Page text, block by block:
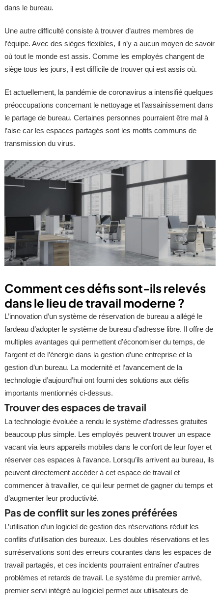
dans le bureau.
Une autre difficulté consiste à trouver d’autres membres de
l’équipe. Avec des sièges flexibles, il n’y a aucun moyen de savoir
où tout le monde est assis. Comme les employés changent de
siège tous les jours, il est difficile de trouver qui est assis où.
Et actuellement, la pandémie de coronavirus a intensifié quelques
préoccupations concernant le nettoyage et l’assainissement dans
le partage de bureau. Certaines personnes pourraient être mal à
l’aise car les espaces partagés sont les motifs communs de
transmission du virus.
Comment ces défis sont-ils relevés
dans le lieu de travail moderne ?
L’innovation d’un système de réservation de bureau a allégé le
fardeau d’adopter le système de bureau d’adresse libre. Il offre de
multiples avantages qui permettent d’économiser du temps, de
l’argent et de l’énergie dans la gestion d’une entreprise et la
gestion d’un bureau. La modernité et l’avancement de la
technologie d’aujourd’hui ont fourni des solutions aux défis
importants mentionnés ci-dessus.
Trouver des espaces de travail
La technologie évoluée a rendu le système d’adresses gratuites
beaucoup plus simple. Les employés peuvent trouver un espace
vacant via leurs appareils mobiles dans le confort de leur foyer et
réserver ces espaces à l’avance. Lorsqu’ils arrivent au bureau, ils
peuvent directement accéder à cet espace de travail et
commencer à travailler, ce qui leur permet de gagner du temps et
d’augmenter leur productivité.
Pas de conflit sur les zones préférées
L’utilisation d’un logiciel de gestion des réservations réduit les
conflits d’utilisation des bureaux. Les doubles réservations et les
surréservations sont des erreurs courantes dans les espaces de
travail partagés, et ces incidents pourraient entraîner d’autres
problèmes et retards de travail. Le système du premier arrivé,
premier servi intégré au logiciel permet aux utilisateurs de